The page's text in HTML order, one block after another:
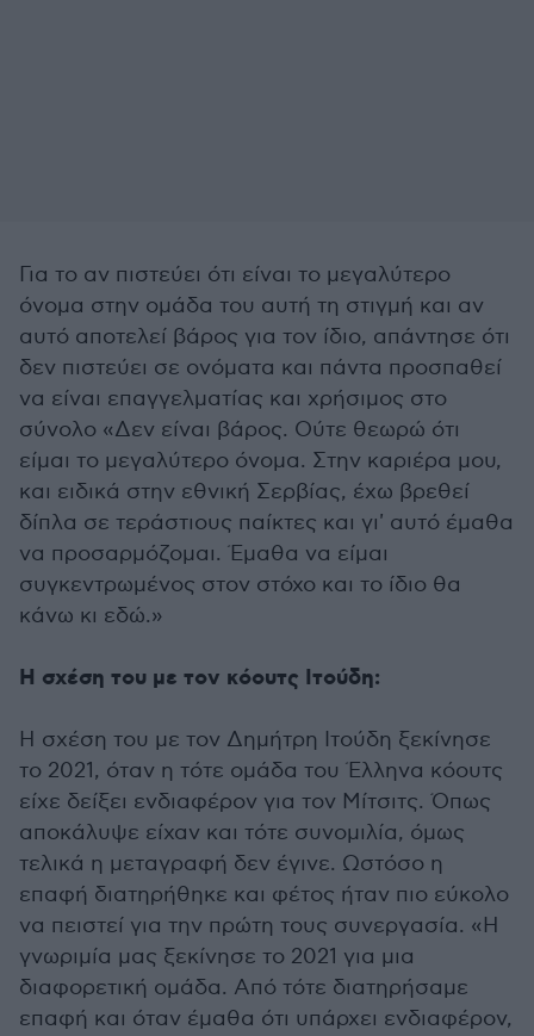
Για το αν πιστεύει ότι είναι το μεγαλύτερο
όνομα στην ομάδα του αυτή τη στιγμή και αν
αυτό αποτελεί βάρος για τον ίδιο, απάντησε ότι
δεν πιστεύει σε ονόματα και πάντα προσπαθεί
να είναι επαγγελματίας και χρήσιμος στο
σύνολο «Δεν είναι βάρος. Ούτε θεωρώ ότι
είμαι το μεγαλύτερο όνομα. Στην καριέρα μου,
και ειδικά στην εθνική Σερβίας, έχω βρεθεί
δίπλα σε τεράστιους παίκτες και γι' αυτό έμαθα
να προσαρμόζομαι. Έμαθα να είμαι
συγκεντρωμένος στον στόχο και το ίδιο θα
κάνω κι εδώ.»
Η σχέση του με τον κόουτς Ιτούδη:
Η σχέση του με τον Δημήτρη Ιτούδη ξεκίνησε
το 2021, όταν η τότε ομάδα του Έλληνα κόουτς
είχε δείξει ενδιαφέρον για τον Μίτσιτς. Όπως
αποκάλυψε είχαν και τότε συνομιλία, όμως
τελικά η μεταγραφή δεν έγινε. Ωστόσο η
επαφή διατηρήθηκε και φέτος ήταν πιο εύκολο
να πειστεί για την πρώτη τους συνεργασία. «Η
γνωριμία μας ξεκίνησε το 2021 για μια
διαφορετική ομάδα. Από τότε διατηρήσαμε
επαφή και όταν έμαθα ότι υπάρχει ενδιαφέρον,